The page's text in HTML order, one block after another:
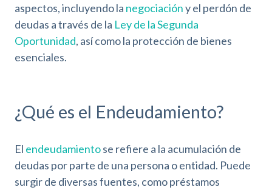
aspectos, incluyendo la negociacióny el perdón de
deudas a través de la Ley de la Segunda
Oportunidad, así como la protección de bienes
esenciales.
¿Qué es el Endeudamiento?
El endeudamientose refiere a la acumulación de
deudas por parte de una persona o entidad. Puede
surgir de diversas fuentes, como préstamos